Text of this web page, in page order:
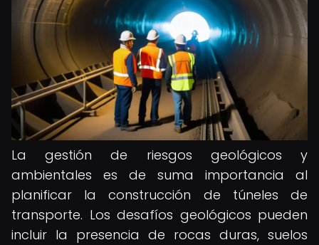
La gestión de riesgos geológicos y
ambientales es de suma importancia al
planificar la construcción de túneles de
transporte. Los desafíos geológicos pueden
incluir la presencia de rocas duras, suelos